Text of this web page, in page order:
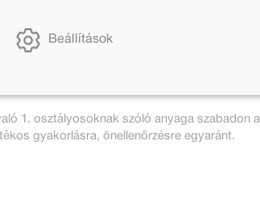
1. osztályosoknak szóló anyaga szabadon
gyakorlásra, önellenőrzésre egyaránt.
Beállítások